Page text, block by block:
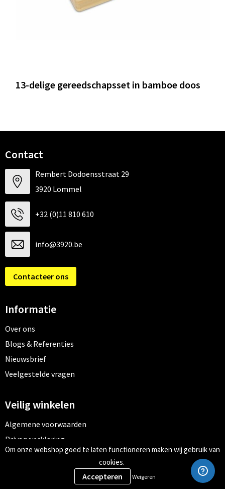
13-delige gereedschapsset in bamboe doos
Contact
Rembert Dodoensstraat 29
3920 Lommel
+32 (0)11 810 610
info@3920.be
Contacteer ons
Informatie
Over ons
Blogs & Referenties
Nieuwsbrief
Veelgestelde vragen
Veilig winkelen
Algemene voorwaarden
Privacyverklaring
Cookiebeleid
Om onze webshop goed te laten functioneren maken wij gebruik van
cookies.
Weigeren